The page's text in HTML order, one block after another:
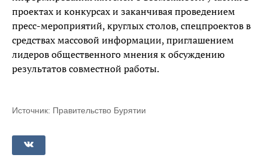
проектах и конкурсах и заканчивая проведением
пресс-мероприятий, круглых столов, спецпроектов в
средствах массовой информации, приглашением
лидеров общественного мнения к обсуждению
результатов совместной работы.
Источник: Правительство Бурятии